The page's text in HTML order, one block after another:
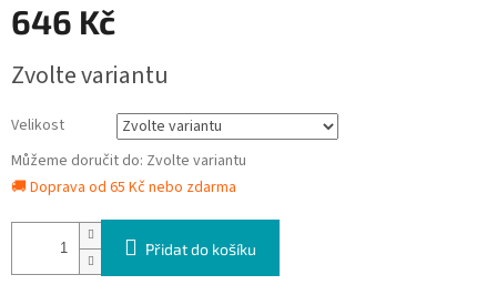
646 Kč
cena:
Zvolte variantu
Velikost
Můžeme doručit do: Zvolte variantu
🚚 Doprava od 65 Kč nebo zdarma
Přidat do košíku